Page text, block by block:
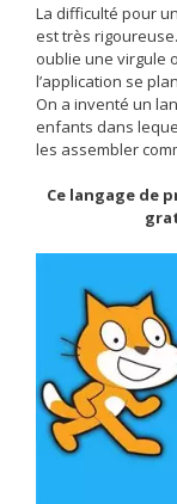
La difficulté pour
est très
oublie une virgule
l’application se
On a inventé un
enfants dans
les assembler
Ce langage de